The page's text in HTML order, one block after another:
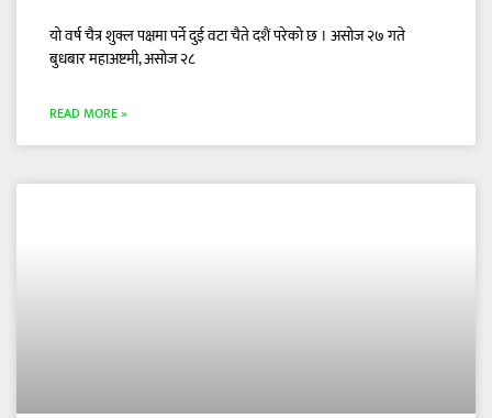
यो वर्ष चैत्र शुक्ल पक्षमा पर्ने दुई वटा चैते दशैं परेको छ । असोज २७ गते
बुधबार महाअष्टमी, असोज २८
READ MORE »